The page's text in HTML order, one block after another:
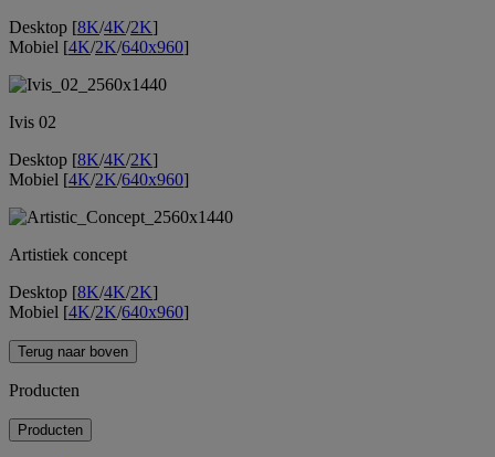
Desktop [8K/4K/2K]
Mobiel [4K/2K/640x960]
Ivis 02
Desktop [8K/4K/2K]
Mobiel [4K/2K/640x960]
Artistiek concept
Desktop [8K/4K/2K]
Mobiel [4K/2K/640x960]
Terug naar boven
Producten
Producten